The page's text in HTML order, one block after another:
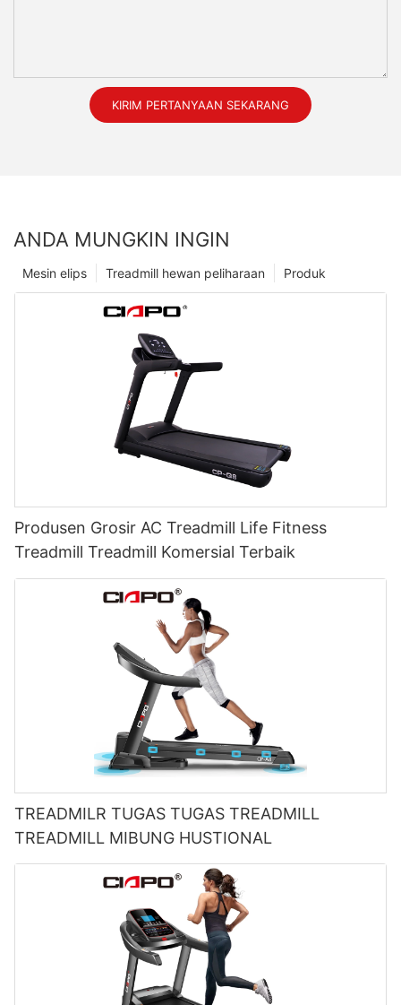
KIRIM PERTANYAAN SEKARANG
ANDA MUNGKIN INGIN
Produk
Treadmill hewan peliharaan
Mesin elips
Produsen Grosir AC Treadmill Life Fitness
Treadmill Treadmill Komersial Terbaik
TREADMILR TUGAS TUGAS TREADMILL
TREADMILL MIBUNG HUSTIONAL